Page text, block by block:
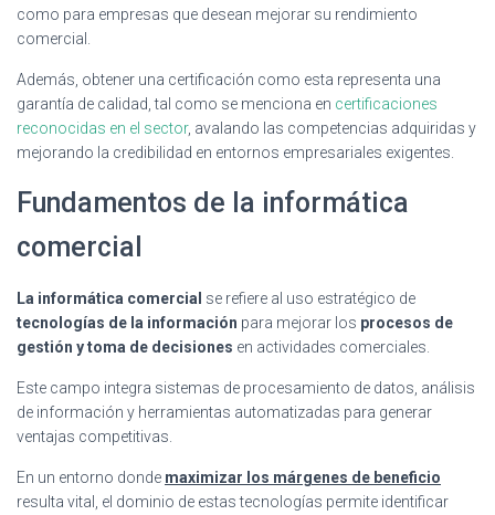
como para empresas que desean mejorar su rendimiento
comercial.
Además, obtener una certificación como esta representa una
garantía de calidad, tal como se menciona en certificaciones
reconocidas en el sector, avalando las competencias adquiridas y
mejorando la credibilidad en entornos empresariales exigentes.
Fundamentos de la informática
comercial
La informática comercial se refiere al uso estratégico de
tecnologías de la información para mejorar los procesos de
gestión y toma de decisiones en actividades comerciales.
Este campo integra sistemas de procesamiento de datos, análisis
de información y herramientas automatizadas para generar
ventajas competitivas.
En un entorno donde maximizar los márgenes de beneficio
resulta vital, el dominio de estas tecnologías permite identificar